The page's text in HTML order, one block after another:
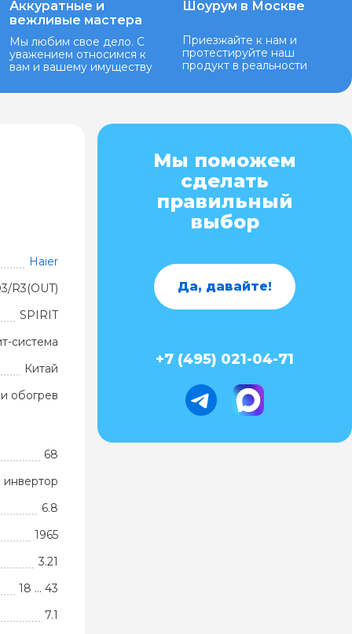
Аккуратные и
вежливые мастера
Мы любим свое дело. С
уважением относимся к
вам и вашему имуществу
Шоурум в Москве
Приезжайте к нам и
протестируйте наш
продукт в реальности
Haier
R3(OUT)
SPIRIT
система
Китай
обогрев
68
6.8
1965
3.21
18 … 43
7.1
Мы поможем
сделать
правильный
выбор
Да, давайте!
+7 (495) 021-04-71